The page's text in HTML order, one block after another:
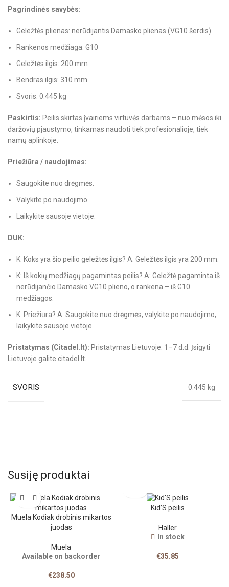
Pagrindinės savybės:
Geležtės plienas: nerūdijantis Damasko plienas (VG10 šerdis)
Rankenos medžiaga: G10
Geležtės ilgis: 200 mm
Bendras ilgis: 310 mm
Svoris: 0.445 kg
Paskirtis: Peilis skirtas įvairiems virtuvės darbams – nuo mėsos iki
daržovių pjaustymo, tinkamas naudoti tiek profesionalioje, tiek
namų aplinkoje.
Priežiūra / naudojimas:
Saugokite nuo drėgmės.
Valykite po naudojimo.
Laikykite sausoje vietoje.
DUK:
K: Koks yra šio peilio geležtės ilgis? A: Geležtės ilgis yra 200 mm.
K: Iš kokių medžiagų pagamintas peilis? A: Geležtė pagaminta iš
nerūdijančio Damasko VG10 plieno, o rankena – iš G10
medžiagos.
K: Priežiūra? A: Saugokite nuo drėgmės, valykite po naudojimo,
laikykite sausoje vietoje.
Pristatymas (Citadel.lt): Pristatymas Lietuvoje: 1–7 d.d. Įsigyti
Lietuvoje galite citadel.lt.
SVORIS 0.445 kg
Susiję produktai
Muela Kodiak drobinis mikartos
juodas
Muela
Available on backorder
€238.50
Kid’S peilis
Haller
In stock
€35.85